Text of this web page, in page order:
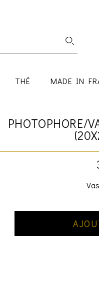
THÉ MADE IN
PHOTOPHORE/